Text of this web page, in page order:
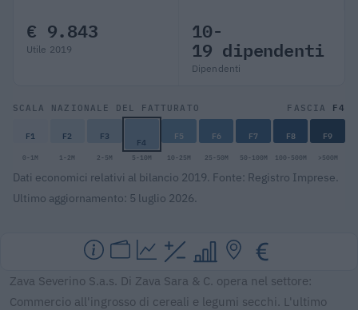
€ 9.843
Utile 2019
10-
19 dipendenti
Dipendenti
SCALA NAZIONALE DEL FATTURATO FASCIA F4
F1 F2 F3 F4 F5 F6 F7 F8 F9
0-1M 1-2M 2-5M 5-10M 10-25M 25-50M 50-100M 100-500M >500M
Dati economici relativi al bilancio 2019. Fonte: Registro Imprese.
Ultimo aggiornamento: 5 luglio 2026.
Zava Severino S.a.s. Di Zava Sara & C. opera nel settore:
Commercio all'ingrosso di cereali e legumi secchi. L'ultimo